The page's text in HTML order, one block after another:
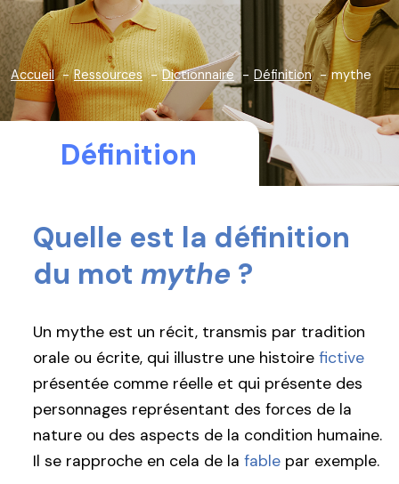
Accueil Ressources Dictionnaire Définition mythe
Définition
Quelle est la définition
du mot mythe ?
Un mythe est un récit, transmis par tradition
orale ou écrite, qui illustre une histoire fictive
présentée comme réelle et qui présente des
personnages représentant des forces de la
nature ou des aspects de la condition humaine.
Il se rapproche en cela de la fable par exemple.